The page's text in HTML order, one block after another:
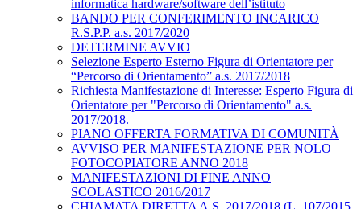
informatica hardware/software dell’istituto
BANDO PER CONFERIMENTO INCARICO
R.S.P.P. a.s. 2017/2020
DETERMINE AVVIO
Selezione Esperto Esterno Figura di Orientatore per
“Percorso di Orientamento” a.s. 2017/2018
Richiesta Manifestazione di Interesse: Esperto Figura di
Orientatore per "Percorso di Orientamento" a.s.
2017/2018.
PIANO OFFERTA FORMATIVA DI COMUNITÀ
AVVISO PER MANIFESTAZIONE PER NOLO
FOTOCOPIATORE ANNO 2018
MANIFESTAZIONI DI FINE ANNO
SCOLASTICO 2016/2017